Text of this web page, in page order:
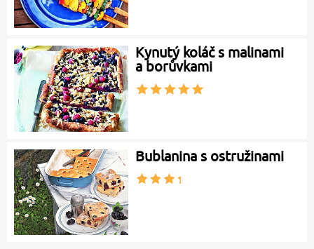
Kynutý koláč s malinami
a borůvkami
Bublanina s ostružinami